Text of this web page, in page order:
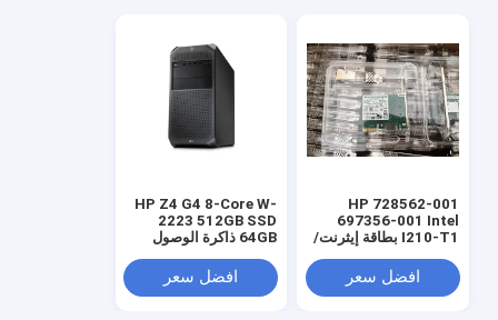
HP 728562-001
697356-001 Intel
I210-T1 بطاقة إيثرنت/
NIC
افضل سعر
HP Z4 G4 8-Core W-
2223 512GB SSD
64GB ذاكرة الوصول
افضل سعر